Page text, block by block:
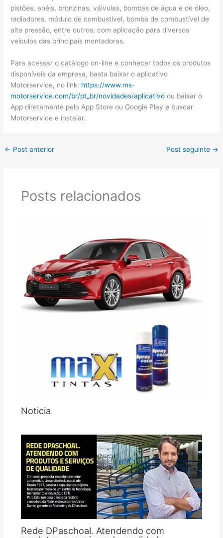
pistões, anéis, bronzinas, válvulas, bombas de água e de óleo,
radiadores, módulo de combustível, bomba de combustível de
alta pressão, entre outros, com aplicação para diversos
veículos das principais montadoras.
Para acessar o catálogo on-line e conhecer todos os produtos
disponíveis da empresa, basta baixar o aplicativo
Motorservice, no link: https://www.ms-
motorservice.com/br/pt_br/novidades/aplicativo ou baixar o
App diretamente pelo App Store ou Google Play e buscar
Motorservice e instalar.
← Post anterior Post seguinte →
Posts relacionados
Noticia
Rede DPaschoal. Atendendo com